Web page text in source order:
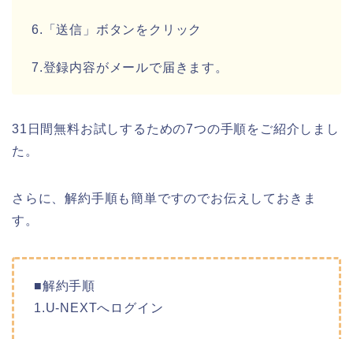
6.「送信」ボタンをクリック
7.登録内容がメールで届きます。
31日間無料お試しするための7つの手順をご紹介しまし
た。
さらに、解約手順も簡単ですのでお伝えしておきま
す。
■解約手順
1.U-NEXTへログイン